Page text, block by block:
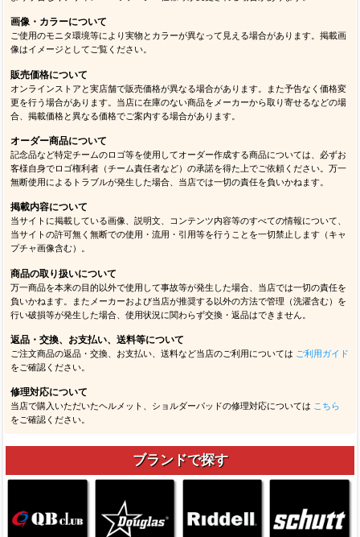
画像・カラーについて
ご使用のモニタ環境等により実物とカラーが異なって見える場合があります。掲載画
像はイメージとしてご覧ください。
販売価格について
オンラインストアと実店舗で販売価格が異なる場合があります。また予告なく価格変
更を行う場合があります。当店に在庫のない商品をメーカーから取り寄せるなどの場
合、掲載価格と異なる価格でご案内する場合があります。
オーダー商品について
記念品など特定チームのロゴ等を使用してオーダー作成する商品については、必ずお
客様自身でロゴ権利者（チーム責任者など）の承諾を得た上でご依頼ください。万一
無断使用によるトラブルが発生した場合、当店では一切の責任を負いかねます。
掲載内容について
当サイトに掲載している画像、説明文、コンテンツ内容等のすべての情報について、
当サイトの許可無く無断での使用・流用・引用等を行うことを一切禁止します（キャ
プチャ画像含む）。
商品の取り扱いについて
万一商品を本来の目的以外で使用して事故等が発生した場合、当店では一切の責任を
負いかねます。またメーカーおよび当店が推奨する以外の方法で管理（洗濯含む）を
行い破損等が発生した場合、使用状況に関わらず交換・返品はできません。
返品・交換、お支払い、送料等について
ご注文商品の返品・交換、お支払い、送料など当店のご利用については ご利用ガイド
をご確認ください。
修理対応について
当店で購入いただいたヘルメット、ショルダーパッドの修理対応については こちら
をご確認ください。
ブランドで探す